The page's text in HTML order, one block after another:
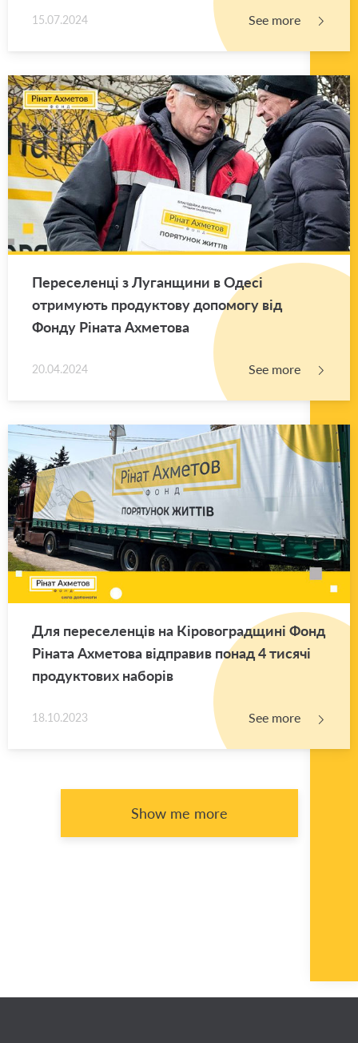
15.07.2024 See more
Переселенці з Луганщини в Одесі
отримують продуктову допомогу від
Фонду Ріната Ахметова
20.04.2024 See more
Для переселенців на Кіровоградщині Фонд
Ріната Ахметова відправив понад 4 тисячі
продуктових наборів
18.10.2023 See more
Show me more